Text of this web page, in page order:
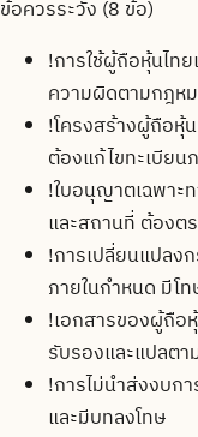
ข้อควรระวัง (8 ข้อ)
!การใช้ผู้ถือหุ้นไท
ความผิดตามกฎห
!โครงสร้างผู้ถือหุ้
ต้องแก้ไขทะเบียน
!ใบอนุญาตเฉพาะ
และสถานที่ ต้องต
!การเปลี่ยนแปลง
ภายในกำหนด มีโ
!เอกสารของผู้ถือ
รับรองและแปลตา
!การไม่นำส่งงบก
และมีบทลงโทษ